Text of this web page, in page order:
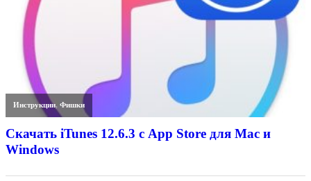
Инструкции,Фишки
Скачать iTunes 12.6.3 с App Store для Mac и
Windows